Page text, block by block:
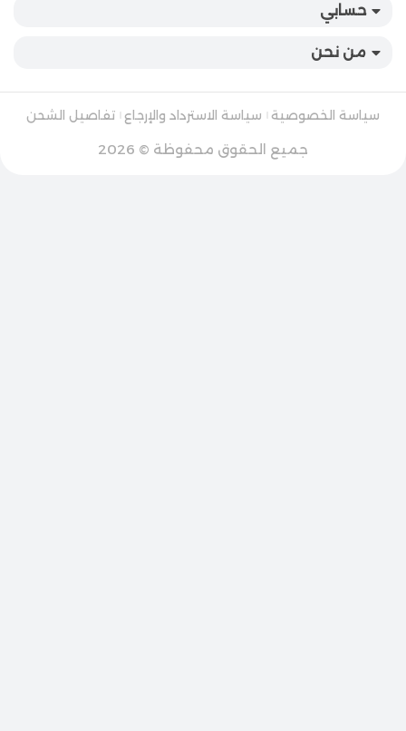
حسابي
من نحن
سياسة الخصوصية سياسة الاسترداد والإرجاع تفاصيل الشحن
جميع الحقوق محفوظة © 2026